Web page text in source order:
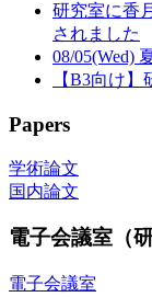
研究室に香
されました
08/05(Wed)
【B3向け
Papers
学術論文
国内論文
電子会議室（研
電子会議室